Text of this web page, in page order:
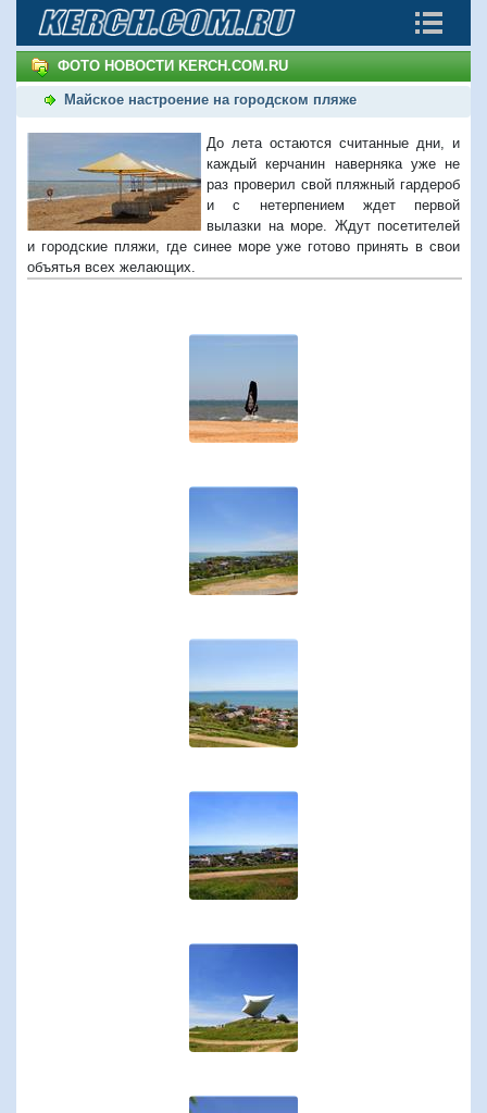
ФОТО НОВОСТИ KERCH.COM.RU
Майское настроение на городском пляже
До лета остаются считанные дни, и
каждый керчанин наверняка уже не
раз проверил свой пляжный гардероб
и с нетерпением ждет первой
вылазки на море. Ждут посетителей
и городские пляжи, где синее море уже готово принять в свои
объятья всех желающих.